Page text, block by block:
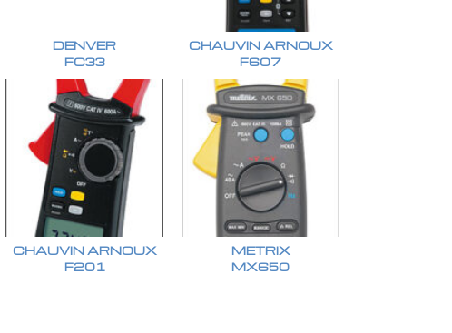
DENVER
FC33
CHAUVIN ARNOUX
F607
CHAUVIN ARNOUX
F201
METRIX
MX650